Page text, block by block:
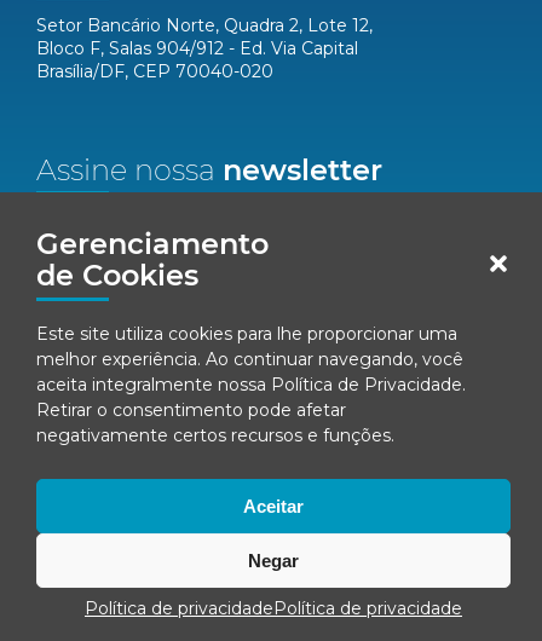
Gerenciamento
de Cookies
Este site utiliza cookies para lhe proporcionar uma
melhor experiência. Ao continuar navegando, você
aceita integralmente nossa Política de Privacidade.
Retirar o consentimento pode afetar
negativamente certos recursos e funções.
Aceitar
Negar
Política de privacidadePolítica de privacidade
Setor Bancário Norte, Quadra 2, Lote 12,
Bloco F, Salas 904/912 - Ed. Via Capital
Brasília/DF, CEP 70040-020
Assine nossa newsletter
Email*
Concordo em receber comunicações da Fenacon.
Cadastrar
Todos os direitos reservados.
Política de privacidade